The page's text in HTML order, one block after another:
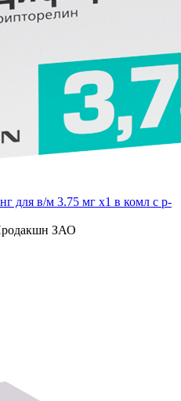
для в/м 3.75 мг x1 в комл с р-
ЗАО